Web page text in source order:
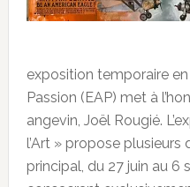
exposition temporaire en
Passion (EAP) met à
angevin, Joël Rougié.
l’Art » propose
principal, du 27 juin au 6